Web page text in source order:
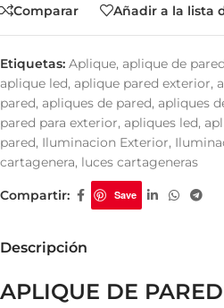
Comparar Añadir a la lista
Etiquetas: Aplique, aplique de pared
aplique led, aplique pared exterior,
pared, apliques de pared, apliques
pared para exterior, apliques led,
pared, Iluminacion Exterior,
cartagenera, luces cartageneras
Compartir: Save
Descripción
APLIQUE DE